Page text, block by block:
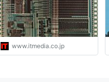
www.itmedia.co.jp